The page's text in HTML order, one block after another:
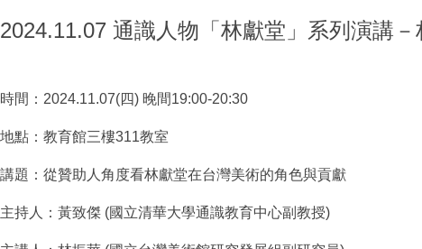
2024.11.07 通識人物「林獻堂」系列演講
時間：2024.11.07(四) 晚間19:00-20:30
地點：教育館三樓311教室
講題：從贊助人角度看林獻堂在台灣美術的角色與貢獻
主持人：黃致傑 (國立清華大學通識教育中心副教授)